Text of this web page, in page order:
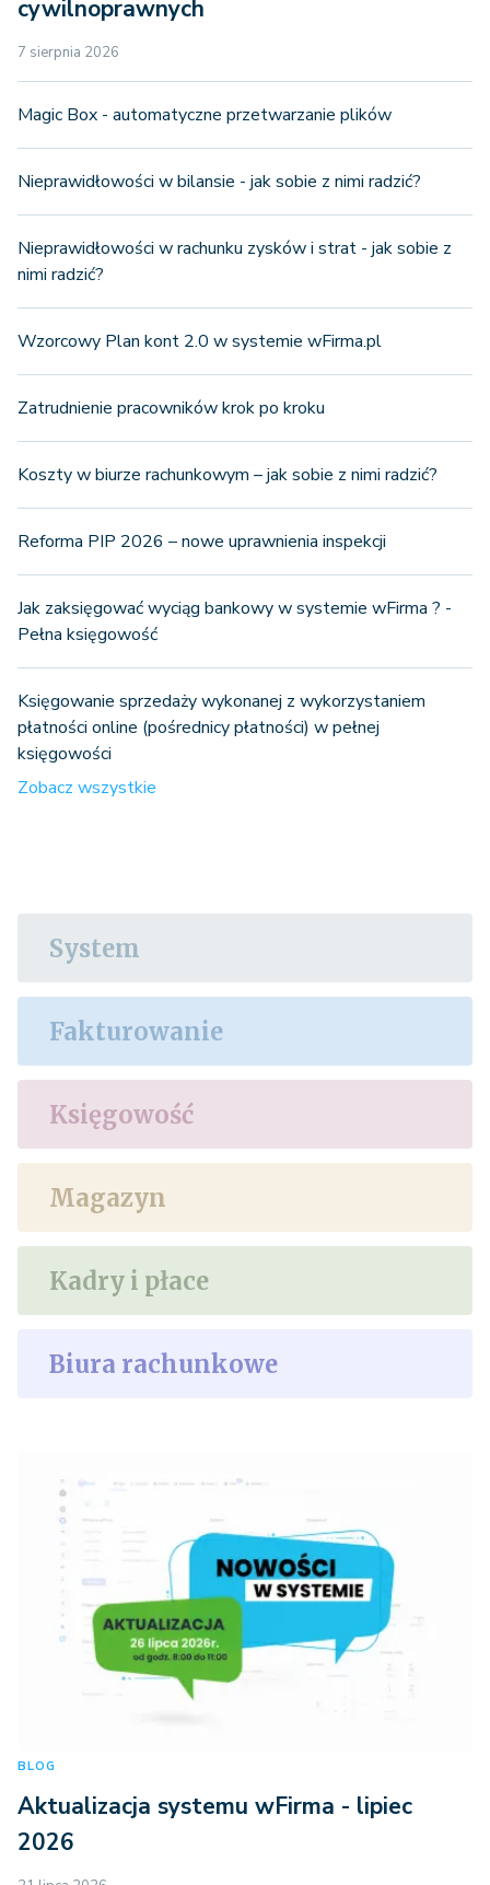
cywilnoprawnych
7 sierpnia 2026
Magic Box - automatyczne przetwarzanie plików
Nieprawidłowości w bilansie - jak sobie z nimi radzić?
Nieprawidłowości w rachunku zysków i strat - jak sobie z
nimi radzić?
Wzorcowy Plan kont 2.0 w systemie wFirma.pl
Zatrudnienie pracowników krok po kroku
Koszty w biurze rachunkowym – jak sobie z nimi radzić?
Reforma PIP 2026 – nowe uprawnienia inspekcji
Jak zaksięgować wyciąg bankowy w systemie wFirma ? -
Pełna księgowość
Księgowanie sprzedaży wykonanej z wykorzystaniem
płatności online (pośrednicy płatności) w pełnej
księgowości
Zobacz wszystkie
System
Fakturowanie
Księgowość
Magazyn
Kadry i płace
Biura rachunkowe
BLOG
Aktualizacja systemu wFirma - lipiec
2026